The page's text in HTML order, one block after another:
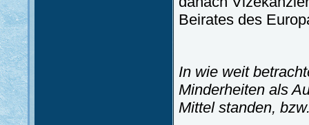
Beirates des
In wie weit
Minderheiten als
Mittel standen,